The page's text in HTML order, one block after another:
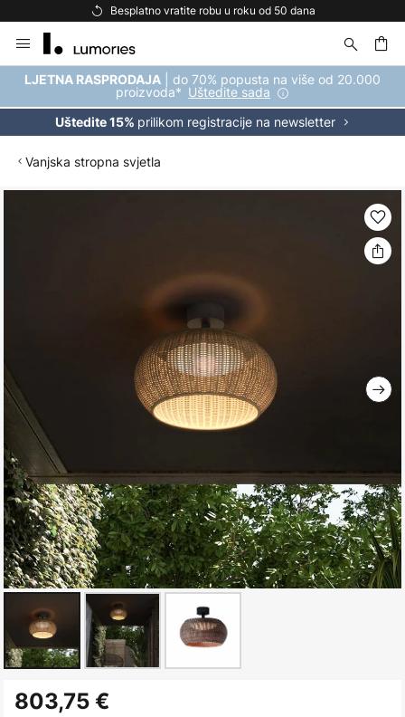
Besplatno vratite robu u roku od 50 dana
to
Content
LJETNA RASPRODAJA | do 70% popusta na više od 20.000
proizvoda* Uštedite sada
Uštedite 15% prilikom registracije na newsletter
Vanjska stropna svjetla
to803,75 €